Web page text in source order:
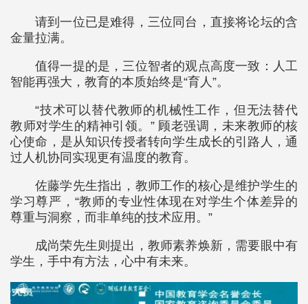
请到一位已是难得，三位同台，直接将论坛的含
金量拉满。
值得一提的是，三位智者的观点高度一致：人工
智能再强大，教育的本质始终是“育人”。
“技术可以替代教师的机械性工作，但无法替代
教师对学生的精神引领。” 顾老强调，未来教师的核
心使命，是从知识传授者转向学生成长的引路人，通
过人机协同实现更有温度的教育。
佐藤学先生指出，教师工作的核心是维护学生的
学习尊严，“教师的专业性体现在对学生个体差异的
尊重与洞察，而非单纯的技术应用。”
成尚荣先生则提出，教师素养焕新，需要眼中有
学生，手中有方法，心中有未来。